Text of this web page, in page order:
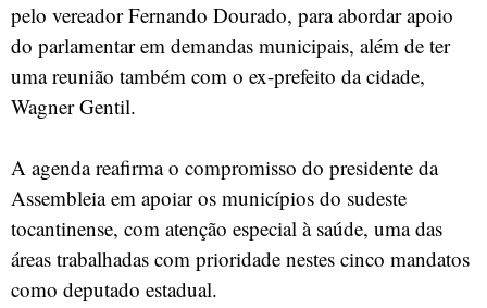
pelo vereador Fernando Dourado, para abordar apoio
do parlamentar em demandas municipais, além de ter
uma reunião também com o ex-prefeito da cidade,
Wagner Gentil.
A agenda reafirma o compromisso do presidente da
Assembleia em apoiar os municípios do sudeste
tocantinense, com atenção especial à saúde, uma das
áreas trabalhadas com prioridade nestes cinco mandatos
como deputado estadual.